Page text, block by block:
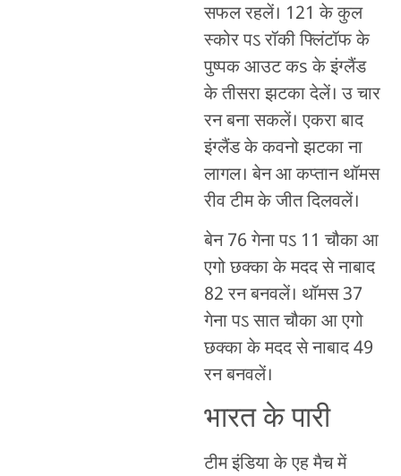
सफल रहलें। 121 के कुल
स्कोर पऽ रॉकी फ्लिंटॉफ के
पुष्पक आउट कs के इंग्लैंड
के तीसरा झटका देलें। उ चार
रन बना सकलें। एकरा बाद
इंग्लैंड के कवनो झटका ना
लागल। बेन आ कप्तान थॉमस
रीव टीम के जीत दिलवलें।
बेन 76 गेना पऽ 11 चौका आ
एगो छक्का के मदद से नाबाद
82 रन बनवलें। थॉमस 37
गेना पऽ सात चौका आ एगो
छक्का के मदद से नाबाद 49
रन बनवलें।
भारत के पारी
टीम इंडिया के एह मैच में